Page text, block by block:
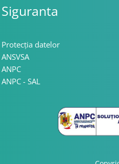
Siguranta
Protecția datelor
ANSVSA
ANPC
ANPC - SAL